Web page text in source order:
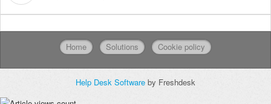
Home Solutions Cookie policy
Help Desk Software by Freshdesk